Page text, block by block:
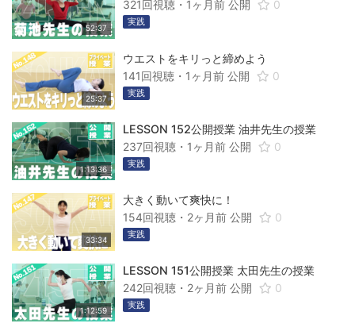
52:37
321回視聴・ 1ヶ月前 公開 0
実践
25:37
ウエストをキリっと締めよう
141回視聴・ 1ヶ月前 公開 0
実践
1:13:36
LESSON 152公開授業 油井先生の授業
237回視聴・ 1ヶ月前 公開 0
実践
33:34
大きく動いて爽快に！
154回視聴・ 2ヶ月前 公開 0
実践
1:12:59
LESSON 151公開授業 太田先生の授業
242回視聴・ 2ヶ月前 公開 0
実践